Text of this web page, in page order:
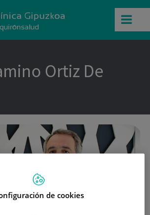
Ortiz De
de cookies